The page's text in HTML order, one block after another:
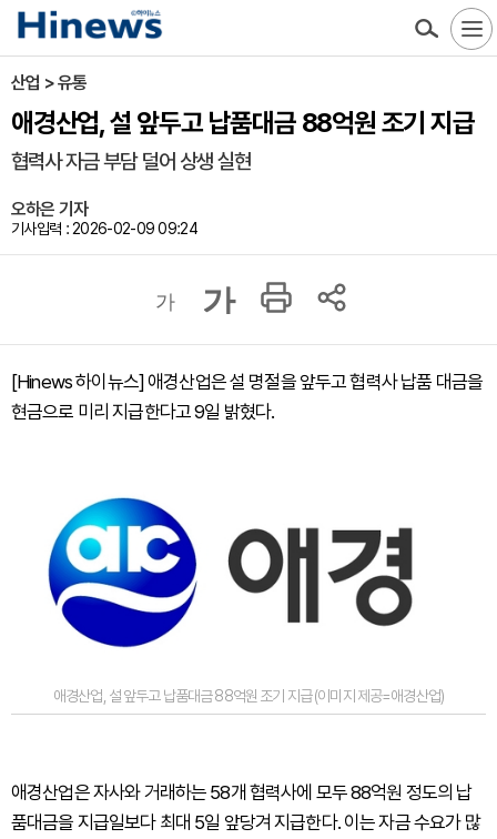
산업 > 유통
애경산업, 설 앞두고 납품대금 88억원 조기 지급
협력사 자금 부담 덜어 상생 실현
오하은 기자
기사입력 : 2026-02-09 09:24
가 가
[Hinews 하이뉴스] 애경산업은 설 명절을 앞두고 협력사 납품 대금을
현금으로 미리 지급한다고 9일 밝혔다.
애경산업, 설 앞두고 납품대금 88억원 조기 지급 (이미지 제공=애경산업)
애경산업은 자사와 거래하는 58개 협력사에 모두 88억원 정도의 납
품대금을 지급일보다 최대 5일 앞당겨 지급한다. 이는 자금 수요가 많